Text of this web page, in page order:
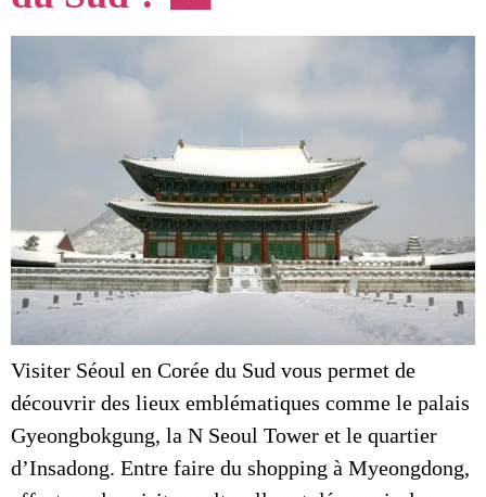
Visiter Séoul en Corée du Sud vous permet de
découvrir des lieux emblématiques comme le palais
Gyeongbokgung, la N Seoul Tower et le quartier
d’Insadong. Entre faire du shopping à Myeongdong,